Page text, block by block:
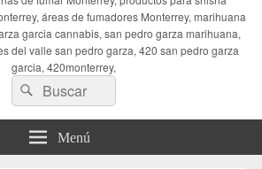
áreas de fumadores Monterrey, marihuana
garcia cannabis, san pedro garza marihuana,
del valle san pedro garza, 420 san pedro garza
garcia, 420monterrey,
Buscar
por:
Buscar
Menú